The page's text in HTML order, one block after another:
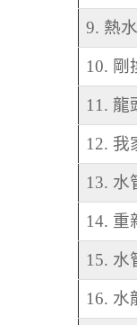
9. 熱
10. 剛
11. 龍
12. 我
13. 水
14. 重
15. 水
16. 水